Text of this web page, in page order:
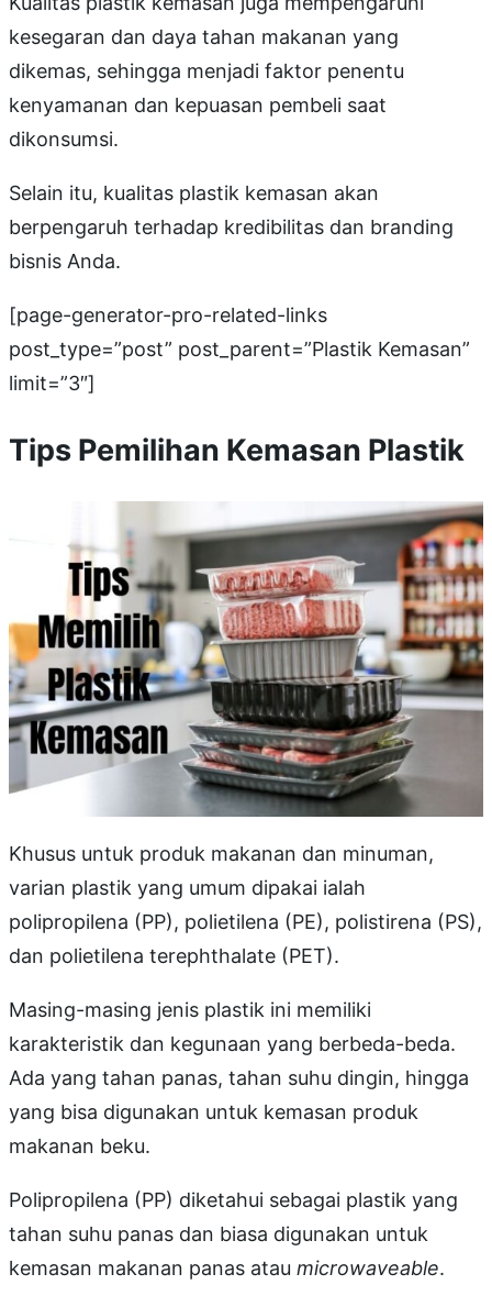
kesegaran dan daya tahan makanan yang
dikemas, sehingga menjadi faktor penentu
kenyamanan dan kepuasan pembeli saat
dikonsumsi.
Selain itu, kualitas plastik kemasan akan
berpengaruh terhadap kredibilitas dan branding
bisnis Anda.
[page-generator-pro-related-links
post_type=”post” post_parent=”Plastik Kemasan”
limit=”3″]
Tips Pemilihan Kemasan Plastik
Khusus untuk produk makanan dan minuman,
varian plastik yang umum dipakai ialah
polipropilena (PP), polietilena (PE), polistirena (PS),
dan polietilena terephthalate (PET).
Masing-masing jenis plastik ini memiliki
karakteristik dan kegunaan yang berbeda-beda.
Ada yang tahan panas, tahan suhu dingin, hingga
yang bisa digunakan untuk kemasan produk
makanan beku.
Polipropilena (PP) diketahui sebagai plastik yang
tahan suhu panas dan biasa digunakan untuk
kemasan makanan panas atau microwaveable.